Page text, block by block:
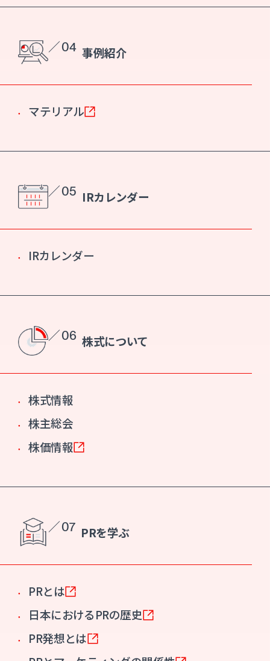
／ 04 事例紹介
マテリアル
／ 05 IRカレンダー
IRカレンダー
／ 06 株式について
株式情報
株主総会
株価情報
／ 07 PRを学ぶ
PRとは
日本におけるPRの歴史
PR発想とは